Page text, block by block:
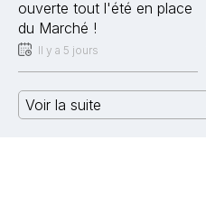
ouverte tout l'été en place
du Marché !
Il y a 5 jours
Voir la suite